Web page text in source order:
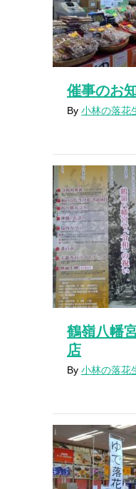
催事のお
By 小林の落花
鶴嶺八幡
店
By 小林の落花